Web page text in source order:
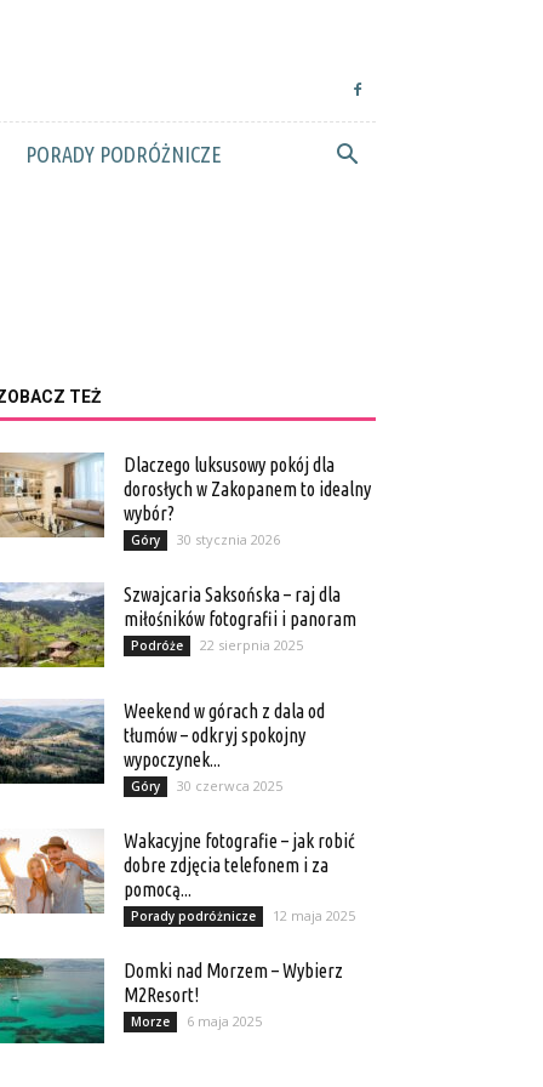
PORADY PODRÓŻNICZE
TEŻ
Dlaczego luksusowy pokój dla
dorosłych w Zakopanem to idealny
wybór?
Góry 30 stycznia 2026
Szwajcaria Saksońska – raj dla
miłośników fotografii i panoram
Podróże 22 sierpnia 2025
Weekend w górach z dala od
tłumów – odkryj spokojny
wypoczynek...
Góry 30 czerwca 2025
Wakacyjne fotografie – jak robić
dobre zdjęcia telefonem i za
pomocą...
Porady podróżnicze 12 maja 2025
Domki nad Morzem – Wybierz
M2Resort!
Morze 6 maja 2025